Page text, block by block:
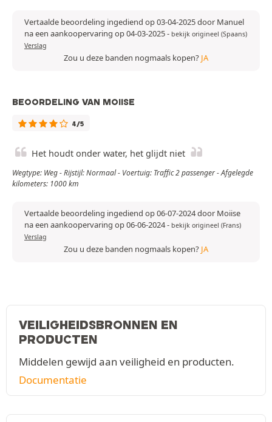
Vertaalde beoordeling ingediend op 03-04-2025 door Manuel
na een aankoopervaring op 04-03-2025- bekijk origineel (Spaans)
Verslag
Zou u deze banden nogmaals kopen? JA
BEOORDELING VAN MOIISE
4/5
Het houdt onder water, het glijdt niet
Wegtype: Weg - Rijstijl: Normaal - Voertuig: Traffic 2 passenger - Afgelegde
kilometers: 1000 km
Vertaalde beoordeling ingediend op 06-07-2024 door Moiise
na een aankoopervaring op 06-06-2024- bekijk origineel (Frans)
Verslag
Zou u deze banden nogmaals kopen? JA
VEILIGHEIDSBRONNEN EN
PRODUCTEN
Middelen gewijd aan veiligheid en producten.
Documentatie